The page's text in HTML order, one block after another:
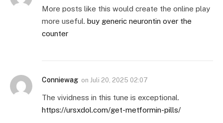
More posts like this would create the online play
more useful. buy generic neurontin over the
counter
Conniewag on Juli 20, 2025 02:07
The vividness in this tune is exceptional.
https://ursxdol.com/get-metformin-pills/